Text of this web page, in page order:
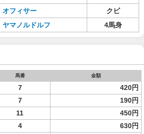
オフィサー
クビ
ヤマノルドルフ 4馬身
馬番 金額
7 420円
7
190円
11
450円
4
630円